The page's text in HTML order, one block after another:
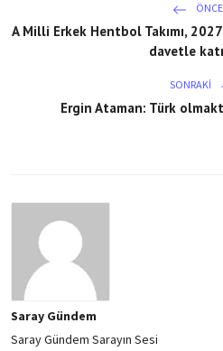
A Milli Erkek Hentbol Takımı,
davetle
SONRAKI
Ergin Ataman: Türk
Saray Gündem
Saray Gündem Sarayın Sesi